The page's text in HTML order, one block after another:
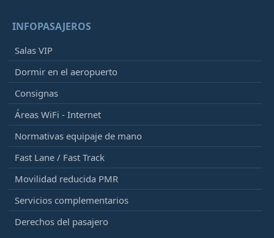
INFOPASAJEROS
Salas VIP
Dormir en el aeropuerto
Consignas
Áreas WiFi - Internet
Normativas equipaje de mano
Fast Lane / Fast Track
Movilidad reducida PMR
Servicios complementarios
Derechos del pasajero